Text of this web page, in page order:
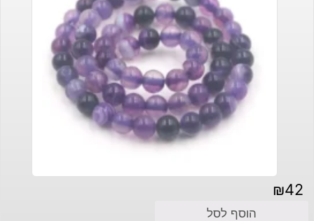
₪42
הוסף לסל